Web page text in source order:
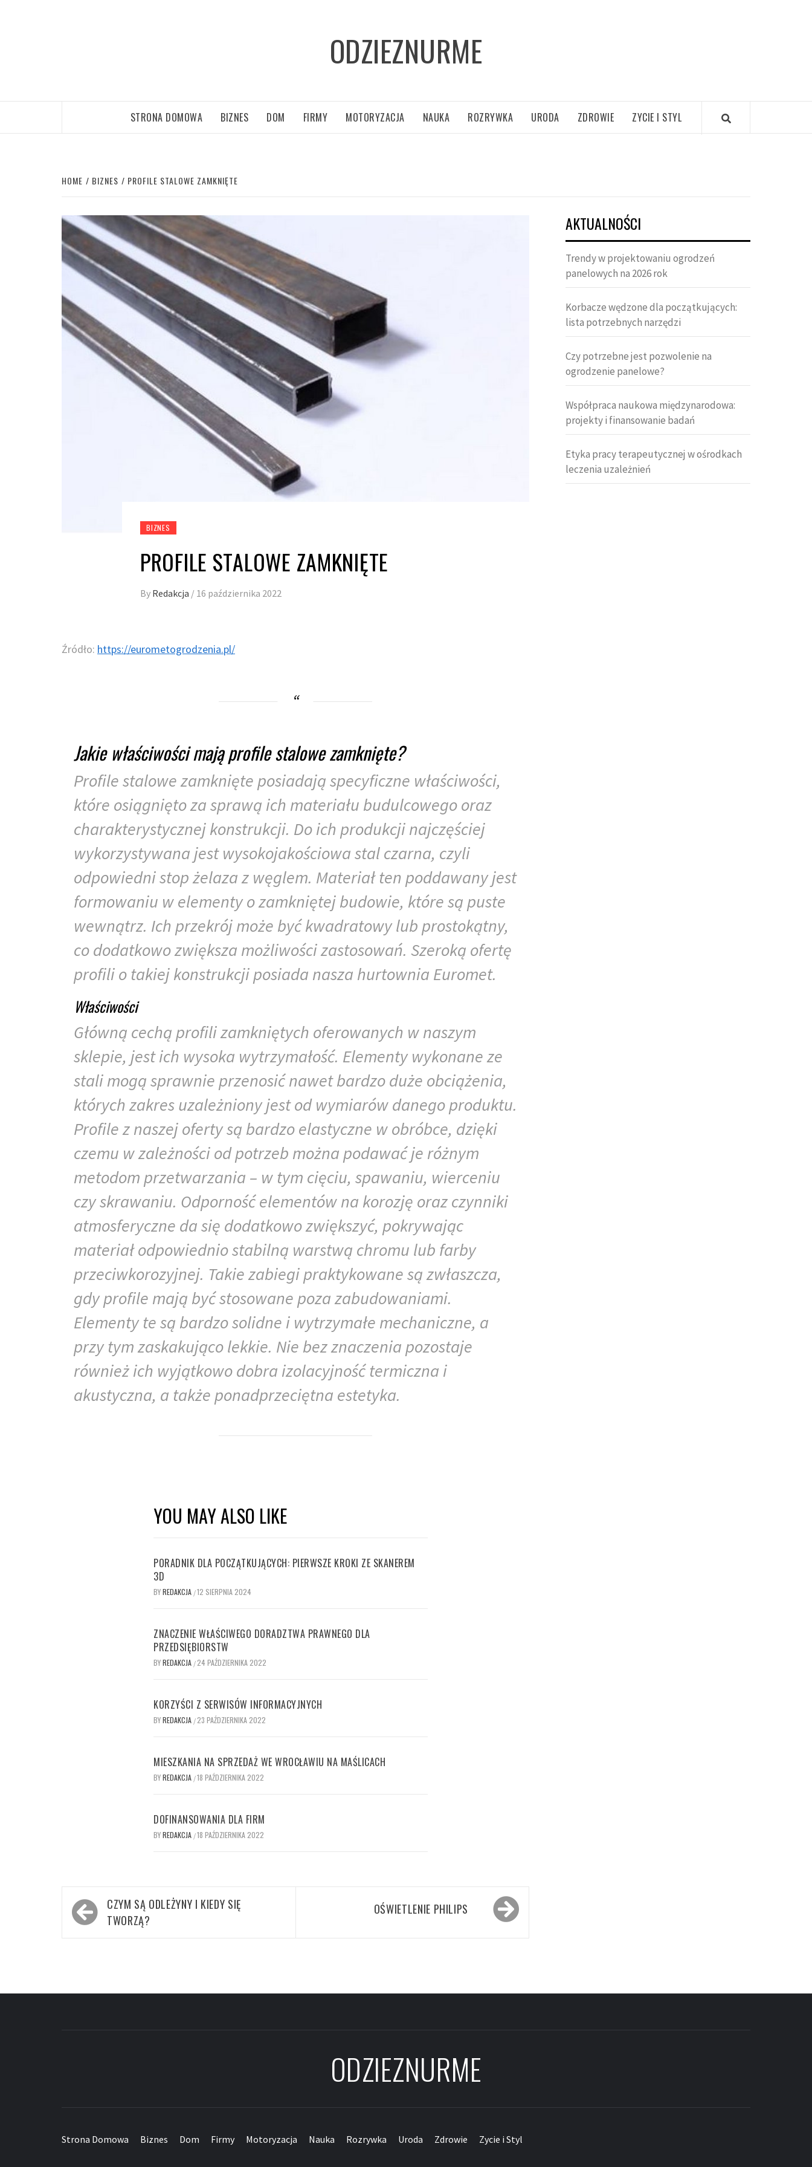
ODZIEZNURME
STRONA DOMOWA BIZNES DOM FIRMY MOTORYZACJA NAUKA ROZRYWKA URODA ZDROWIE ZYCIE I STYL
HOME BIZNES PROFILE STALOWE ZAMKNIĘTE
BIZNES
PROFILE STALOWE ZAMKNIĘTE
By Redakcja / 16 października 2022
Źródło: https://eurometogrodzenia.pl/
Jakie właściwości mają profile stalowe zamknięte?
Profile stalowe zamknięte posiadają specyficzne właściwości,
które osiągnięto za sprawą ich materiału budulcowego oraz
charakterystycznej konstrukcji. Do ich produkcji najczęściej
wykorzystywana jest wysokojakościowa stal czarna, czyli
odpowiedni stop żelaza z węglem. Materiał ten poddawany jest
formowaniu w elementy o zamkniętej budowie, które są puste
wewnątrz. Ich przekrój może być kwadratowy lub prostokątny,
co dodatkowo zwiększa możliwości zastosowań. Szeroką ofertę
profili o takiej konstrukcji posiada nasza hurtownia Euromet.
Właściwości
Główną cechą profili zamkniętych oferowanych w naszym
sklepie, jest ich wysoka wytrzymałość. Elementy wykonane ze
stali mogą sprawnie przenosić nawet bardzo duże obciążenia,
których zakres uzależniony jest od wymiarów danego produktu.
Profile z naszej oferty są bardzo elastyczne w obróbce, dzięki
czemu w zależności od potrzeb można podawać je różnym
metodom przetwarzania – w tym cięciu, spawaniu, wierceniu
czy skrawaniu. Odporność elementów na korozję oraz czynniki
atmosferyczne da się dodatkowo zwiększyć, pokrywając
materiał odpowiednio stabilną warstwą chromu lub farby
przeciwkorozyjnej. Takie zabiegi praktykowane są zwłaszcza,
gdy profile mają być stosowane poza zabudowaniami.
Elementy te są bardzo solidne i wytrzymałe mechaniczne, a
przy tym zaskakująco lekkie. Nie bez znaczenia pozostaje
również ich wyjątkowo dobra izolacyjność termiczna i
akustyczna, a także ponadprzeciętna estetyka.
YOU MAY ALSO LIKE
PORADNIK DLA POCZĄTKUJĄCYCH: PIERWSZE KROKI ZE SKANEREM
3D
BYREDAKCJA /12 SIERPNIA 2024
ZNACZENIE WŁAŚCIWEGO DORADZTWA PRAWNEGO DLA
PRZEDSIĘBIORSTW
BYREDAKCJA / 24 PAŹDZIERNIKA 2022
KORZYŚCI Z SERWISÓW INFORMACYJNYCH
BYREDAKCJA / 23 PAŹDZIERNIKA 2022
MIESZKANIA NA SPRZEDAŻ WE WROCŁAWIU NA MAŚLICACH
BYREDAKCJA /18 PAŹDZIERNIKA 2022
DOFINANSOWANIA DLA FIRM
BYREDAKCJA /18 PAŹDZIERNIKA 2022
Nawigacja
wpisu
CZYM SĄ ODLEŻYNY I KIEDY SIĘ
TWORZĄ?
OŚWIETLENIE PHILIPS
AKTUALNOŚCI
Trendy w projektowaniu ogrodzeń
panelowych na 2026 rok
Korbacze wędzone dla początkujących:
lista potrzebnych narzędzi
Czy potrzebne jest pozwolenie na
ogrodzenie panelowe?
Współpraca naukowa międzynarodowa:
projekty i finansowanie badań
Etyka pracy terapeutycznej w ośrodkach
leczenia uzależnień
ODZIEZNURME
Strona Domowa Biznes Dom Firmy Motoryzacja Nauka Rozrywka Uroda Zdrowie Zycie i Styl